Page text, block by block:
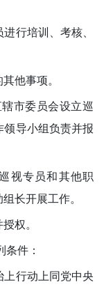
行培训、考核、
他事项。
市委员会设立巡
领导小组负责并报
视专员和其他职
长开展工作。
权。
件：
行动上同党中央